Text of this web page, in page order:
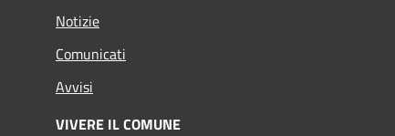
Notizie
Comunicati
Avvisi
VIVERE IL COMUNE